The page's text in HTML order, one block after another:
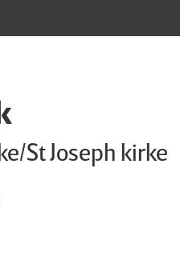
St Joseph kirke